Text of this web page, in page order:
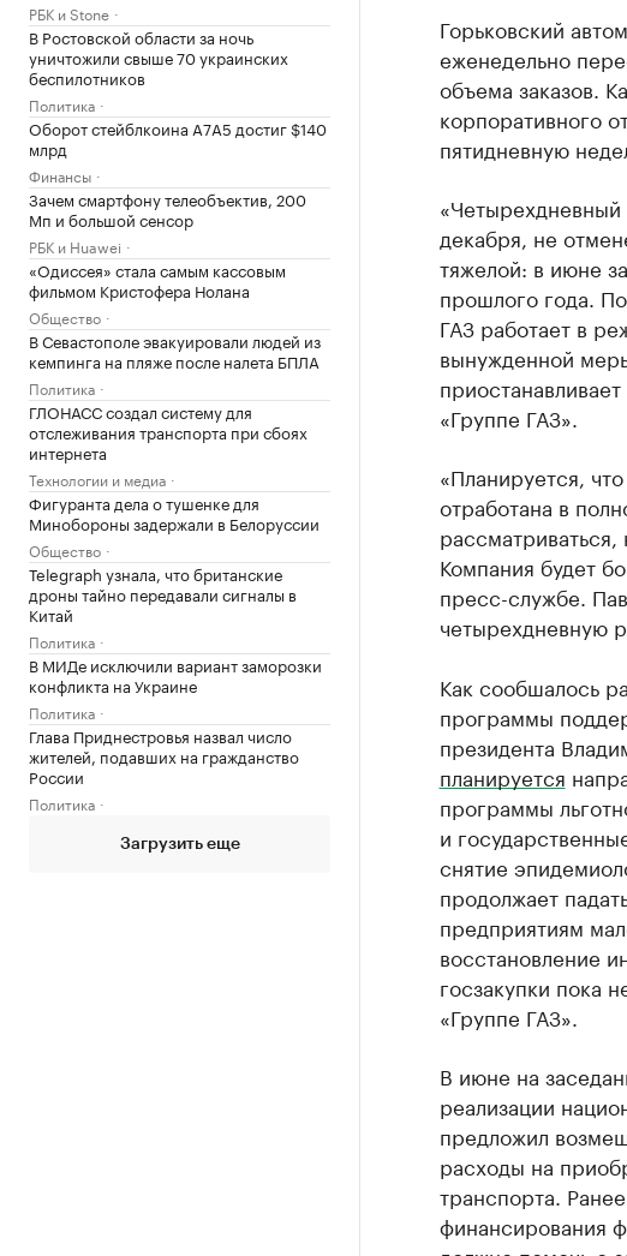
РБК и Stone
В Ростовской области за ночь
уничтожили свыше 70 украинских
беспилотников
Политика
Оборот стейблкоина А7А5 достиг $140
млрд
Финансы
Зачем смартфону телеобъектив, 200
Мп и большой сенсор
РБК и Huawei
«Одиссея» стала самым кассовым
фильмом Кристофера Нолана
Общество
В Севастополе эвакуировали людей из
кемпинга на пляже после налета БПЛА
Политика
ГЛОНАСС создал систему для
отслеживания транспорта при сбоях
интернета
Технологии и медиа
Фигуранта дела о тушенке для
Минобороны задержали в Белоруссии
Общество
Telegraph узнала, что британские
дроны тайно передавали сигналы в
Китай
Политика
В МИДе исключили вариант заморозки
конфликта на Украине
Политика
Глава Приднестровья назвал число
жителей, подавших на гражданство
России
Политика
Загрузить еще
Горьковский
еженедельно
объема заказов.
корпоративного
пятидневную
декабря, не
тяжелой: в июне
прошлого года.
ГАЗ работает в
вынужденной
«Группе ГАЗ».
«Планируется,
отработана в
рассматриваться,
Компания будет
пресс-службе.
четырехдневную
Как сообшалось
программы
президента
планируется
программы
и
снятие
продолжает
предприятиям
восстановление
госзакупки пока
«Группе ГАЗ».
В июне на
реализации
предложил
расходы на
транспорта.
финансирования